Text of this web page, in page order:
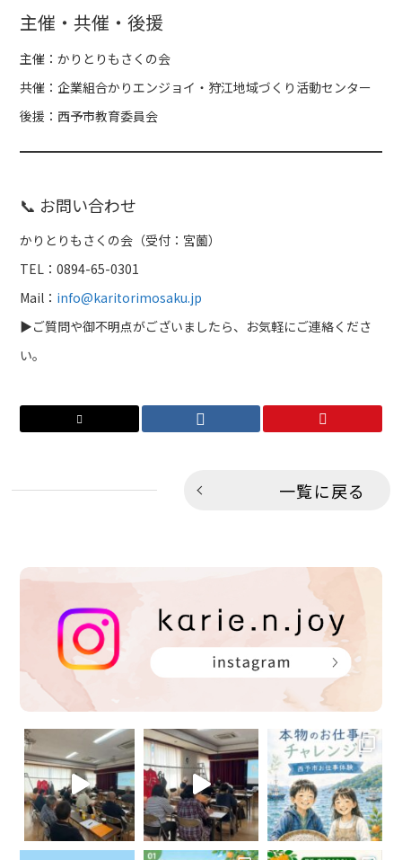
主催・共催・後援
主催：かりとりもさくの会
共催：企業組合かりエンジョイ・狩江地域づくり活動センター
後援：西予市教育委員会
📞 お問い合わせ
かりとりもさくの会（受付：宮薗）
TEL：0894-65-0301
Mail： info@karitorimosaku.jp
▶︎ご質問や御不明点がございましたら、お気軽にご連絡くださ
い。
一覧に戻る